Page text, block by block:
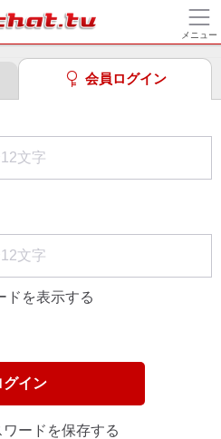
メニュー
会員ログイン
ドを表示する
グイン
ワードを保存する